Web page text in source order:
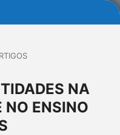
NA
NO ENSINO